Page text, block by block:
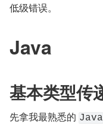
低级错误。
Java
基本类型传
先拿我最熟悉的 Java